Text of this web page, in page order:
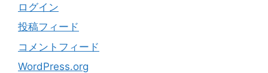
ログイン
投稿フィード
コメントフィード
WordPress.org